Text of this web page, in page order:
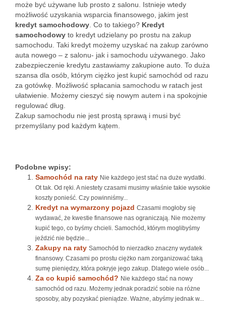
może być używane lub prosto z salonu. Istnieje wtedy
możliwość uzyskania wsparcia finansowego, jakim jest
kredyt samochodowy . Co to takiego? Kredyt
samochodowy to kredyt udzielany po prostu na zakup
samochodu. Taki kredyt możemy uzyskać na zakup zarówno
auta nowego – z salonu- jak i samochodu używanego. Jako
zabezpieczenie kredytu zastawiamy zakupione auto. To duża
szansa dla osób, którym ciężko jest kupić samochód od razu
za gotówkę. Możliwość spłacania samochodu w ratach jest
ułatwienie. Możemy cieszyć się nowym autem i na spokojnie
regulować dług.
Zakup samochodu nie jest prostą sprawą i musi być
przemyślany pod każdym kątem.
Podobne wpisy:
Samochód na raty Nie każdego jest stać na duże wydatki.
Ot tak. Od ręki. A niestety czasami musimy właśnie takie wysokie
koszty ponieść. Czy powinniśmy...
Kredyt na wymarzony pojazd Czasami mogłoby się
wydawać, że kwestie finansowe nas ograniczają. Nie możemy
kupić tego, co byśmy chcieli. Samochód, którym moglibyśmy
jeździć nie będzie...
Zakupy na raty Samochód to nierzadko znaczny wydatek
finansowy. Czasami po prostu ciężko nam zorganizować taką
sumę pieniędzy, która pokryje jego zakup. Dlatego wiele osób...
Za co kupić samochód? Nie każdego stać na nowy
samochód od razu. Możemy jednak poradzić sobie na różne
sposoby, aby pozyskać pieniądze. Ważne, abyśmy jednak w...